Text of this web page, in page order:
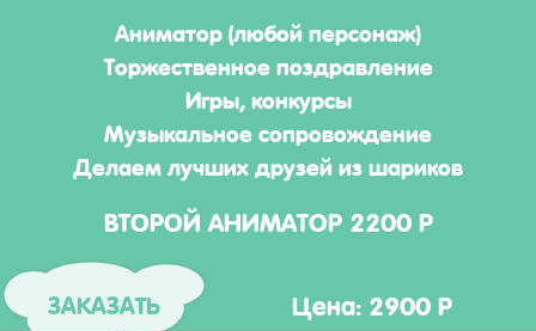
Аниматор (любой персонаж)
Торжественное поздравление
Игры, конкурсы
Музыкальное сопровождение
Делаем лучших друзей из шариков
ВТОРОЙ АНИМАТОР 2200 Р
ЗАКАЗАТЬ Цена: 2900 Р